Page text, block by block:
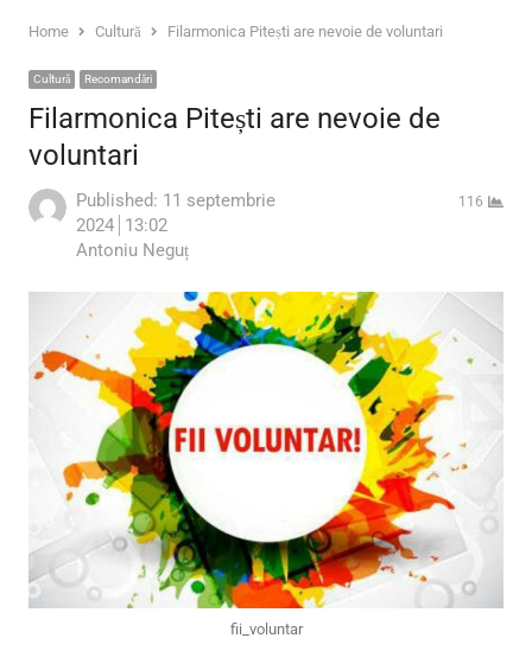
Home Cultură Filarmonica Pitești are nevoie de voluntari
Cultură Recomandări
Filarmonica Pitești are nevoie de
voluntari
Published: 11 septembrie
2024 13:02
Author
Antoniu Neguț
116
fii_voluntar